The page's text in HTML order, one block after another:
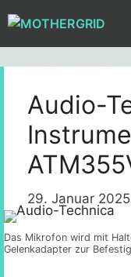
Inhalt
springen
Audio-
29. Januar 2025
Das Mikrofon wird mit
Gelenkadapter zur